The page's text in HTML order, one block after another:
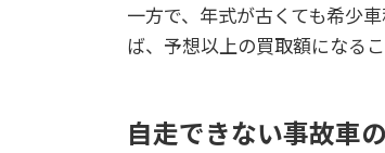
一方で、年式が古くても希少
ば、予想以上の買取額になるこ
自走できない事故車